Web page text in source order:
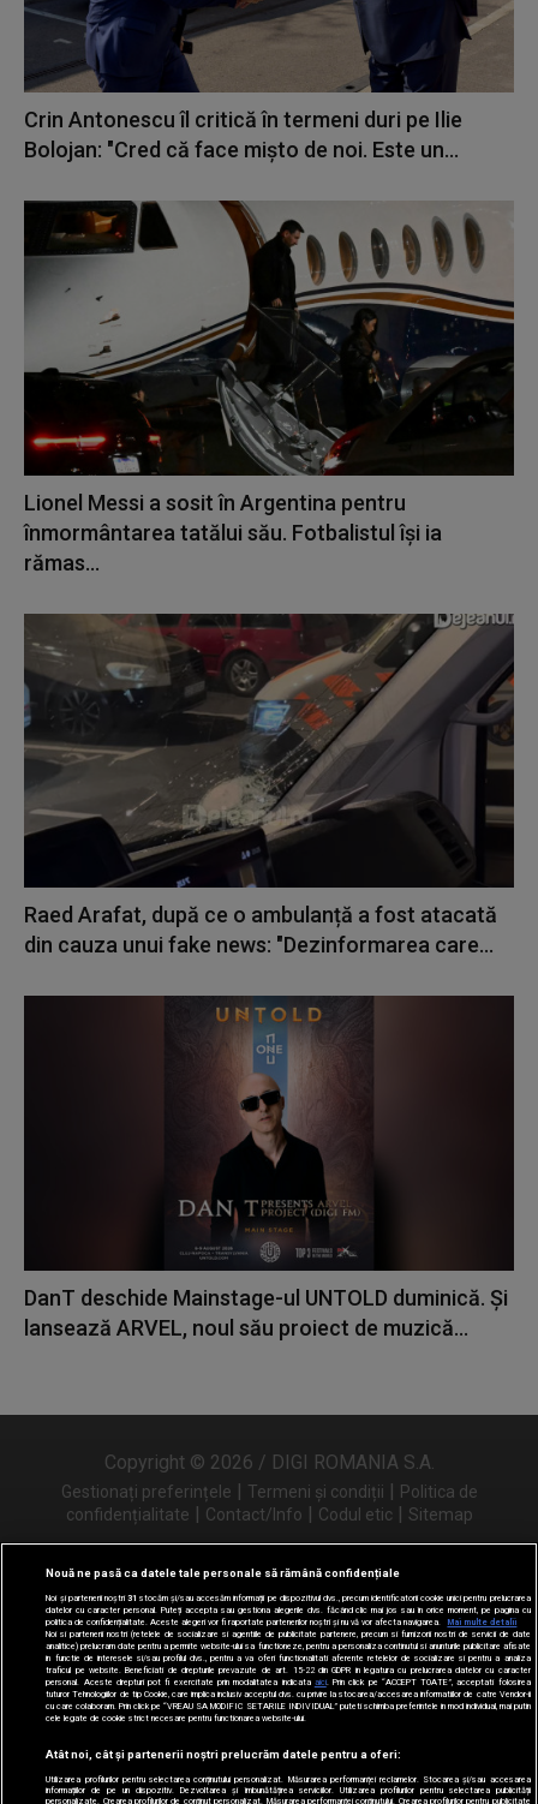
Crin Antonescu îl critică în termeni duri pe Ilie
Bolojan: "Cred că face mișto de noi. Este un...
Lionel Messi a sosit în Argentina pentru
înmormântarea tatălui său. Fotbalistul își ia
rămas...
Raed Arafat, după ce o ambulanță a fost atacată
din cauza unui fake news: "Dezinformarea care...
DanT deschide Mainstage-ul UNTOLD duminică. Și
lansează ARVEL, noul său proiect de muzică...
Copyright © 2026 / DIGI ROMANIA S.A.
Gestionați preferințele | Termeni și condiții | Politica de
confidențialitate | Contact/Info | Codul etic | Sitemap
Urmărește-ne și pe
Nouă ne pasă ca datele tale personale să rămână confidențiale
Noi și partenerii noștri31 stocăm și/sau accesăm informații pe dispozitivul dvs., precum identificatorii cookie unici pentru prelucrarea
datelor cu caracter personal. Puteți accepta sau gestiona alegerile dvs. făcând clic mai jos sau în orice moment, pe pagina cu
politica de confidențialitate. Aceste alegeri vor fi raportate partenerilor noștri și nu vă vor afecta navigarea.
Mai multe detalii
Noi si partenerii nostri (retelele de socializare si agentiile de publicitate partenere, precum si furnizorii nostri de servicii de date
analitice) prelucram date pentru a permite website-ului sa functioneze, pentru a personaliza continutul si anunturile publicitare afisate
in functie de interesele si/sau profilul dvs., pentru a va oferi functionalitati aferente retelelor de socializare si pentru a analiza
traficul pe website. Beneficiati de drepturile prevazute de art. 15-22 din GDPR in legatura cu prelucrarea datelor cu caracter
personal. Aceste drepturi pot fi exercitate prin modalitatea indicata aici. Prin click pe “ACCEPT TOATE”, acceptati folosirea
tuturor Tehnologiilor de tip Cookie, care implica inclusiv acceptul dvs. cu privire la stocarea/accesarea informatiilor de catre Vendor-ii
cu care colaboram. Prin click pe “VREAU SA MODIFIC SETARILE INDIVIDUAL” puteti schimba preferintele in mod individual, mai putin
cele legate de cookie strict necesare pentru functionarea website-ului.
Atât noi, cât și partenerii noștri prelucrăm datele pentru a oferi:
Utilizarea profilurilor pentru selectarea conținutului personalizat. Măsurarea performanței reclamelor. Stocarea și/sau accesarea
informațiilor de pe un dispozitiv. Dezvoltarea și îmbunătățirea serviciilor. Utilizarea profilurilor pentru selectarea publicității
personalizate. Crearea profilurilor de conținut personalizat. Măsurarea performanței conținutului. Crearea profilurilor pentru publicitate